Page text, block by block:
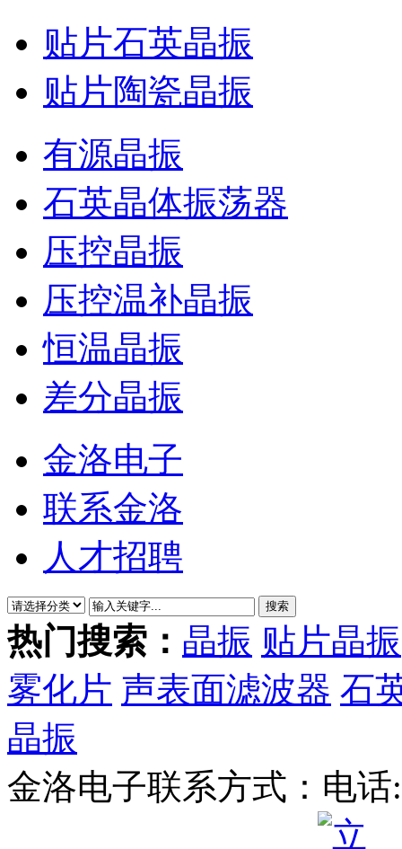
贴片石英晶振
贴片陶瓷晶振
有源晶振
石英晶体振荡器
压控晶振
压控温补晶振
恒温晶振
差分晶振
金洛电子
联系金洛
人才招聘
热门搜索： 晶振 贴片晶振
雾化片 声表面滤波器 石
晶振
金洛电子联系方式： 电话